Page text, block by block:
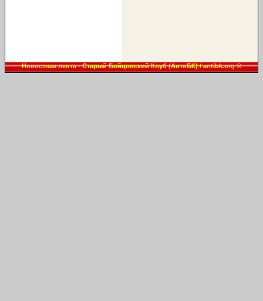
Новостная лента - Старый Бойцовский Клуб (АнтиБК) / antibk.org ©